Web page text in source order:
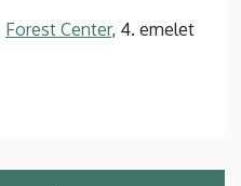
Forest Center, 4. emelet